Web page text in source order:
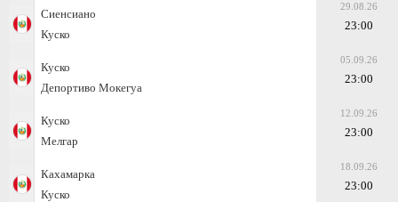
Сиенсиано
Куско
29.08.26
23:00
Куско
Депортиво Мокегуа
05.09.26
23:00
Куско
Мелгар
12.09.26
23:00
Кахамарка
Куско
18.09.26
23:00